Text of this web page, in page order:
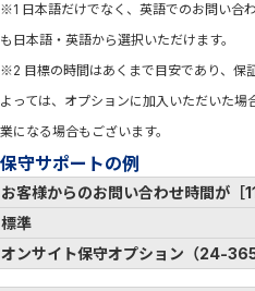
※1 日本語だけでなく、英語でのお問い合
も日本語・英語から選択いただけます。
※2 目標の時間はあくまで目安であり、保
よっては、オプションに加入いただいた
業になる場合もございます。
保守サポートの例
お客様からのお問い合わせ時間が
標準
オンサイト保守オプション（24-365